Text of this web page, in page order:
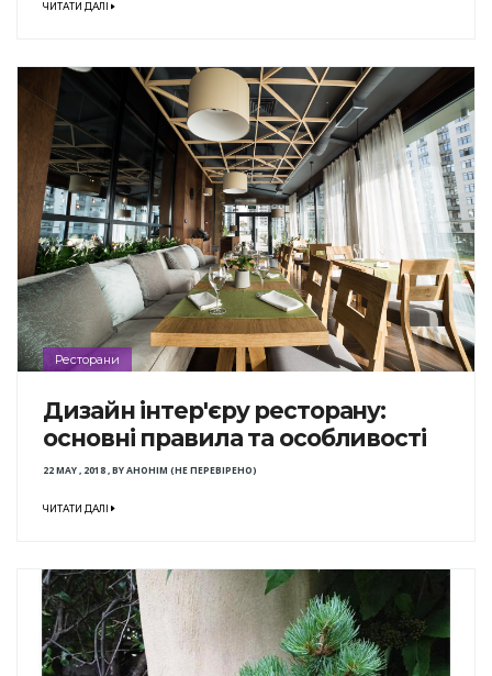
ЧИТАТИ ДАЛІ
Ресторани
Дизайн інтер'єру ресторану:
основні правила та особливості
22 MAY , 2018,BYАНОНІМ (НЕ ПЕРЕВІРЕНО)
ЧИТАТИ ДАЛІ